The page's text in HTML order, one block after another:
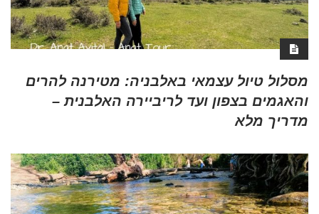
מסלול טיול עצמאי באלבניה: מטירנה להרים
והאגמים בצפון ועד לריביירה האלבנית –
מדריך מלא